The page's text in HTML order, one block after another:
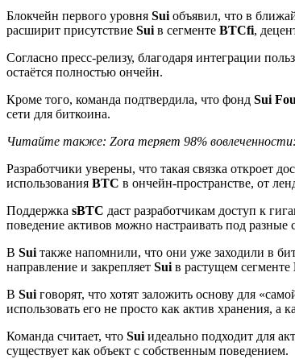
Блокчейн первого уровня Suiобъявил, что в
расширит присутствие Suiв сегменте BTCfi,
Согласно пресс-релизу, благодаря интеграции
остаётся полностью ончейн.
Кроме того, команда подтвердила, что фонд Sui
сети для биткоина.
Читайте также: Zora теряет 98%
Разработчики уверены, что такая связка откроет
использования BTC в ончейн-пространстве, от
Поддержка sBTC даст разработчикам доступ к
поведение активов можно настраивать под разные
В Suiтакже напомнили, что они уже заходили в
направление и закрепляет Suiв растущем сегменте
В Suiговорят, что хотят заложить основу для
использовать его не просто как актив хранения, а
Команда считает, что Suiидеально подходит для
существует как объект с собственным поведением.